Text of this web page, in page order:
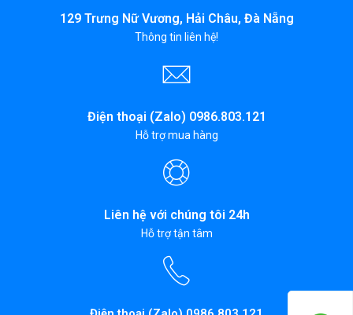
129 Trưng Nữ Vương, Hải Châu, Đà Nẵng
Thông tin liên hệ!
Điện thoại (Zalo) 0986.803.121
Hỗ trợ mua hàng
Liên hệ với chúng tôi 24h
Hỗ trợ tận tâm